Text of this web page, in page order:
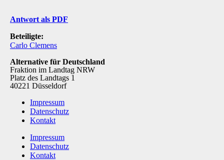
Antwort als PDF
Beteiligte:
Carlo Clemens
Alternative für Deutschland
Fraktion im Landtag NRW
Platz des Landtags 1
40221 Düsseldorf
Impressum
Datenschutz
Kontakt
Impressum
Datenschutz
Kontakt